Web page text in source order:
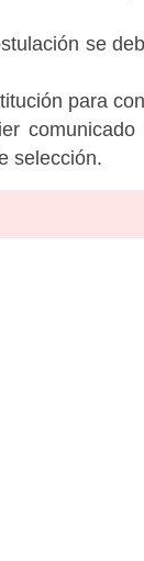
se
para
comunicado
selección.